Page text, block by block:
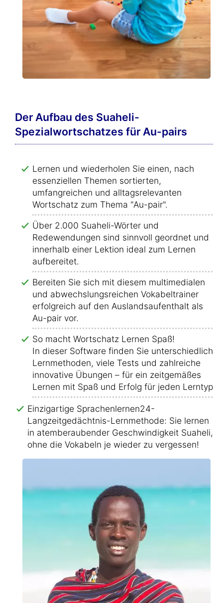
Der Aufbau des Suaheli-
Spezialwortschatzes für Au-pairs
Lernen und wiederholen Sie einen, nach
essenziellen Themen sortierten,
umfangreichen und alltagsrelevanten
Wortschatz zum Thema "Au-pair".
Über 2.000 Suaheli-Wörter und
Redewendungen sind sinnvoll geordnet und
innerhalb einer Lektion ideal zum Lernen
aufbereitet.
Bereiten Sie sich mit diesem multimedialen
und abwechslungsreichen Vokabeltrainer
erfolgreich auf den Auslandsaufenthalt als
Au-pair vor.
So macht Wortschatz Lernen Spaß!
In dieser Software finden Sie unterschiedliche
Lernmethoden, viele Tests und zahlreiche
innovative Übungen – für ein zeitgemäßes
Lernen mit Spaß und Erfolg für jeden Lerntyp!
Einzigartige Sprachenlernen24-
Langzeitgedächtnis-Lernmethode: Sie lernen
in atemberaubender Geschwindigkeit Suaheli,
ohne die Vokabeln je wieder zu vergessen!